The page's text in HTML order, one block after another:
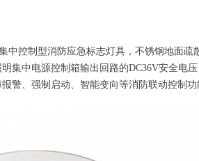
制型消防应急标志灯具，不锈钢地面疏
集中电源控制箱输出回路的DC36V安全电
警、强制启动、智能变向等消防联动控制功